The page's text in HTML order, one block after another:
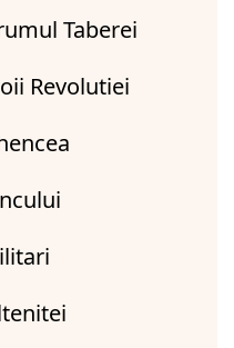
Taberei
Revolutiei